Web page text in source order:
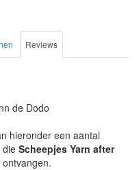
Reviews
de Dodo
hieronder een aantal
die Scheepjes Yarn after